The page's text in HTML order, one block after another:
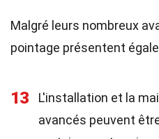
Malgré leurs nombreux
pointage présentent
13
L'installation et la
avancés peuvent